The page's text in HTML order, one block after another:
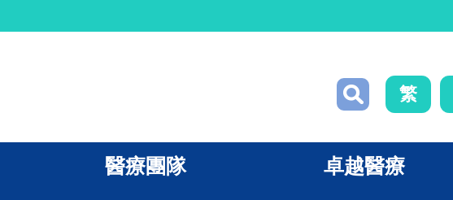
繁
醫療團隊 卓越醫療